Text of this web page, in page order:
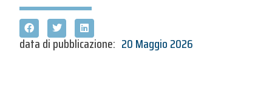
data di pubblicazione: 20 Maggio 2026